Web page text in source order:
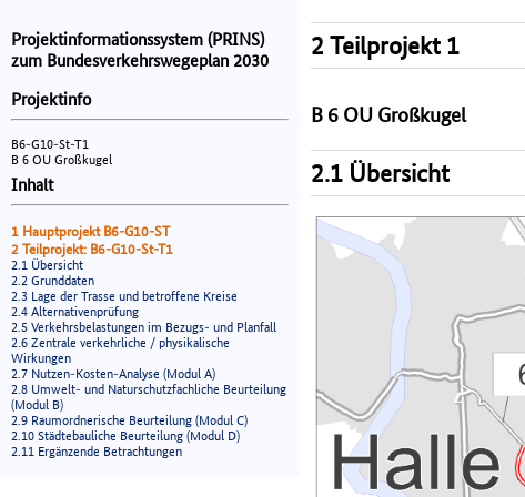
Projektinformationssystem (PRINS)
zum Bundesverkehrswegeplan 2030
Projektinfo
B6-G10-St-T1
B 6 OU Großkugel
Inhalt
1 Hauptprojekt B6-G10-ST
2 Teilprojekt: B6-G10-St-T1
2.1 Übersicht
2.2 Grunddaten
2.3 Lage der Trasse und betroffene Kreise
2.4 Alternativenprüfung
2.5 Verkehrsbelastungen im Bezugs- und Planfall
2.6 Zentrale verkehrliche / physikalische
Wirkungen
2.7 Nutzen-Kosten-Analyse (Modul A)
2.8 Umwelt- und Naturschutzfachliche Beurteilung
(Modul B)
2.9 Raumordnerische Beurteilung (Modul C)
2.10 Städtebauliche Beurteilung (Modul D)
2.11 Ergänzende Betrachtungen
2 Teilprojekt 1
B 6 OU Großkugel
2.1 Übersicht